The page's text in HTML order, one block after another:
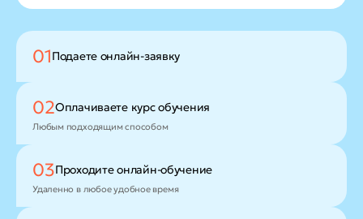
01Подаете онлайн-заявку
02Оплачиваете курс обучения
Любым подходящим способом
03Проходитеонлайн-обучение
Удаленно в любое удобное время